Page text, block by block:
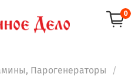
0
Парогенераторы